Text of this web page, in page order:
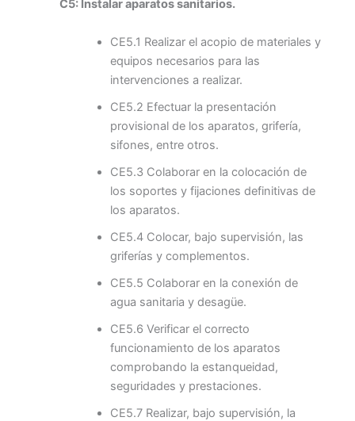
C5: Instalar aparatos sanitarios.
CE5.1 Realizar el acopio de materiales y
equipos necesarios para las
intervenciones a realizar.
CE5.2 Efectuar la presentación
provisional de los aparatos, grifería,
sifones, entre otros.
CE5.3 Colaborar en la colocación de
los soportes y fijaciones definitivas de
los aparatos.
CE5.4 Colocar, bajo supervisión, las
griferías y complementos.
CE5.5 Colaborar en la conexión de
agua sanitaria y desagüe.
CE5.6 Verificar el correcto
funcionamiento de los aparatos
comprobando la estanqueidad,
seguridades y prestaciones.
CE5.7 Realizar, bajo supervisión, la